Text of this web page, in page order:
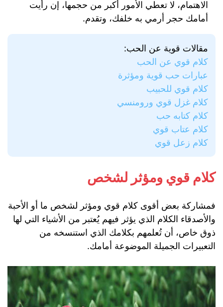
الاهتمام، لا تعطي الأمور أكبر من حجمها، إن رأيت
أمامك حجر أرمي به خلفك، وتقدم.
مقالات قوية عن الحب:
كلام قوي عن الحب
عبارات حب قوية ومؤثرة
كلام قوي للحبيب
كلام غزل قوي ورومنسي
كلام كتابه حب
كلام عتاب قوي
كلام زعل قوي
كلام قوي ومؤثر لشخص
فمشاركة بعض أقوى كلام قوي ومؤثر لشخص ما أو الأحبة
والأصدقاء الكلام الذي يؤثر فيهم يُعتبر من الأشياء التي لها
ذوق خاص، أن تُعلمهم بكلامك الذي استنسخه من
التعبيرات الجميلة الموضوعة أمامك.